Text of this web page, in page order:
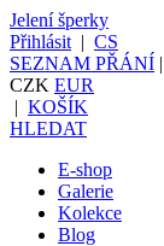
Jelení šperky
Přihlásit | CS
SEZNAM PŘÁNÍ |
CZK EUR
| KOŠÍK
HLEDAT
E-shop
Galerie
Kolekce
Blog